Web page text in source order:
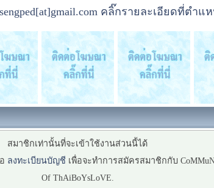
คลิ๊กรายละเอียดที่ตำแ
สมาชิกเท่านั้นที่จะเข้าใช้งานส่วนนี้ได้
ลงทะเบียนบัญชี เพื่อจะทำการสมัครสมาชิกกับ
Of ThAiBoYsLoVE.